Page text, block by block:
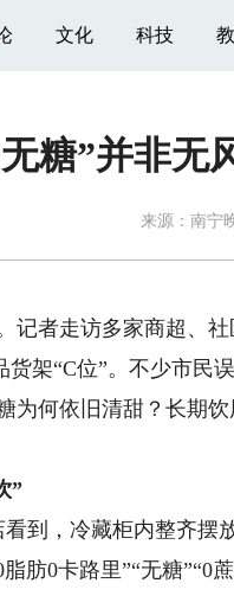
文化 科技
糖”并非无
来源： 南宁
者走访多家商超、社
架“C位”。不少市民
为何依旧清甜？长期
”
，冷藏柜内整齐摆
肪0卡路里”“无糖”“0